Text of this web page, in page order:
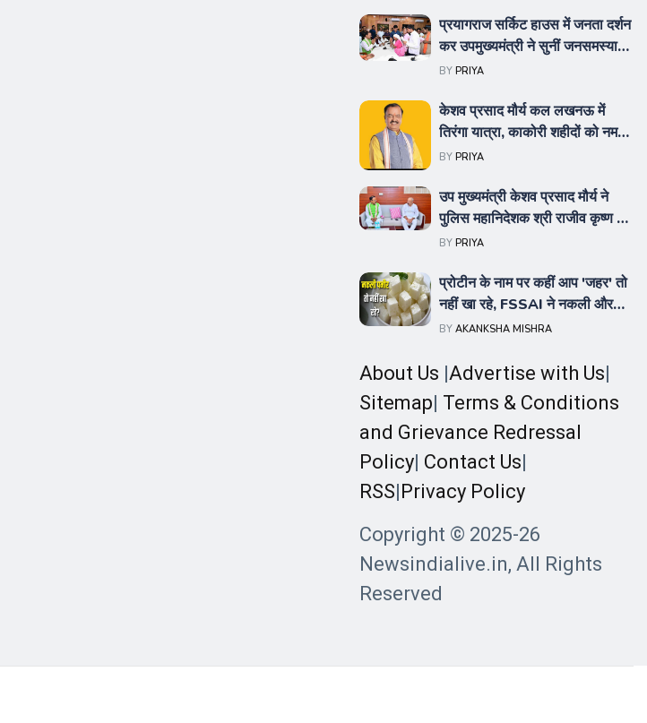
प्रयागराज सर्किट हाउस में जनता दर्शन
कर उपमुख्यमंत्री ने सुनीं जनसमस्याएं,
अधिकारियों को तत्काल समाधान के दिए
BY PRIYA
केशव प्रसाद मौर्य कल लखनऊ में
तिरंगा यात्रा, काकोरी शहीदों को नमन
एवं विश्व आदिवासी दिवस समारोह में
BY PRIYA
उप मुख्यमंत्री केशव प्रसाद मौर्य ने
पुलिस महानिदेशक श्री राजीव कृष्ण के
पूज्य पिताजी के निधन पर व्यक्त की
BY PRIYA
प्रोटीन के नाम पर कहीं आप 'जहर' तो
नहीं खा रहे, FSSAI ने नकली और
सेहत के लिए खतरनाक एनालॉग पनीर
BY AKANKSHA MISHRA
About Us Advertise with Us
Sitemap Terms & Conditions
and Grievance Redressal
Policy Contact Us
RSS Privacy Policy
Copyright © 2025-26
Newsindialive.in, All Rights
Reserved